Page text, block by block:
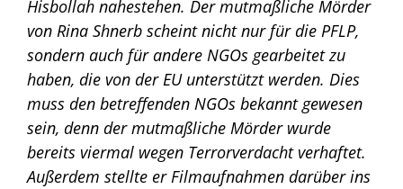
Hisbollah nahestehen. Der mutmaßliche Mörder
von Rina Shnerb scheint nicht nur für die PFLP,
sondern auch für andere NGOs gearbeitet zu
haben, die von der EU unterstützt werden. Dies
muss den betreffenden NGOs bekannt gewesen
sein, denn der mutmaßliche Mörder wurde
bereits viermal wegen Terrorverdacht verhaftet.
Außerdem stellte er Filmaufnahmen darüber ins